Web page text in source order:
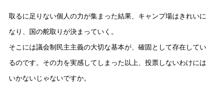
取るに足りない個人の力が集まった結果、キャンプ場はきれいに
なり、国の舵取りが決まっていく。
そこには議会制民主主義の大切な基本が、確固として存在してい
るのです。その力を実感してしまった以上、投票しないわけには
いかないじゃないですか。